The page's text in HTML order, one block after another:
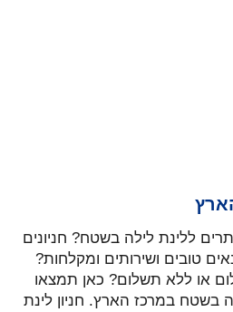
ללינת לילה בשטח? חניונים
טובים ושירותים ומקלחות?
או ללא תשלום? כאן תמצאו
בשטח במרכז הארץ. חניון לינת